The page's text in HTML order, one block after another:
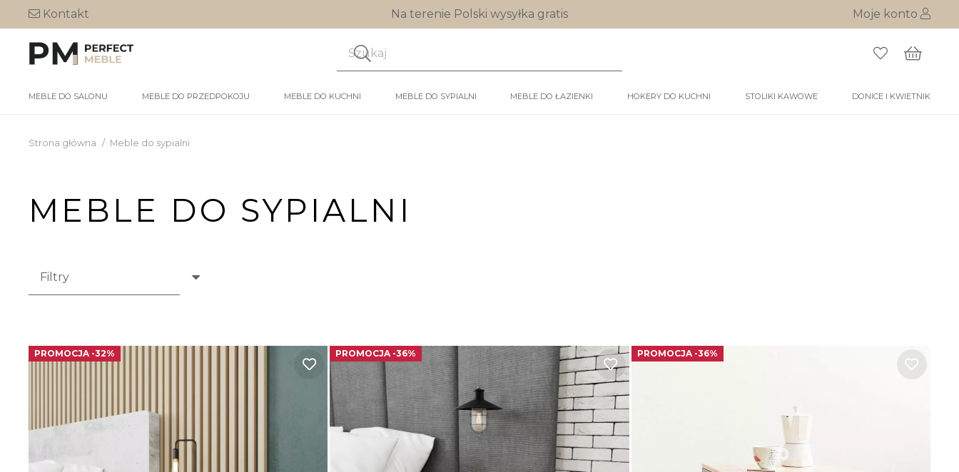
Kontakt Na terenie Polski wysyłka gratis Moje konto
MEBLE DO SALONU MEBLE DO PRZEDPOKOJU MEBLE DO KUCHNI MEBLE DO SYPIALNI MEBLE DO ŁAZIENKI HOKERY DO KUCHNI STOLIKI KAWOWE DONICE I KWIETNIK
Strona główna / Meble do sypialni
MEBLE DO SYPIALNI
PROMOCJA -32% PROMOCJA -36% PROMOCJA -36%